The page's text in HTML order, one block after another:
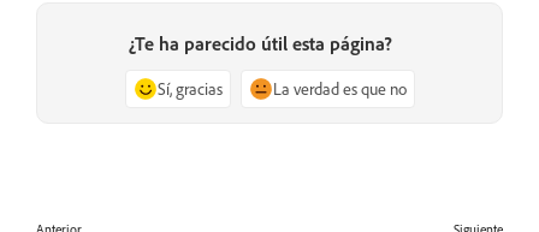
¿Te ha parecido útil esta página?
Sí, gracias La verdad es que no